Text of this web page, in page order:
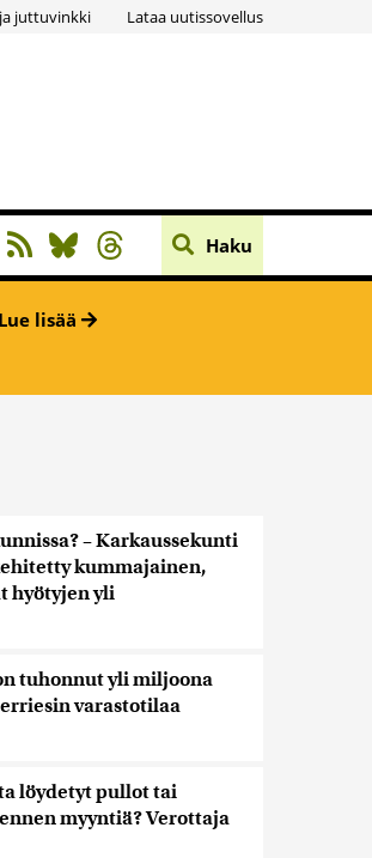
juttuvinkki Lataa uutissovellus
Haku
Lue lisää
– Karkaussekunti
kummajainen,
hyötyjen yli
tuhonnut yli miljoona
varastotilaa
löydetyt pullot tai
myyntiä? Verottaja